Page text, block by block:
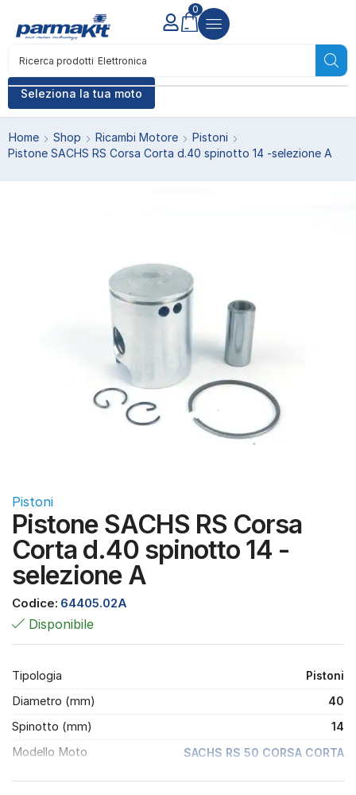
Seleziona la tua moto
Ricerca prodotti Elettronica
0
Home Shop Ricambi Motore
Pistoni
Pistone SACHS RS Corsa Corta d.40 spinotto 14 -selezione A
Pistoni
Pistone SACHS RS Corsa
Corta d.40 spinotto 14 -
selezione A
Codice: 64405.02A
Disponibile
Tipologia Pistoni
Diametro (mm) 40
Spinotto (mm) 14
Modello Moto SACHS RS 50 CORSA CORTA